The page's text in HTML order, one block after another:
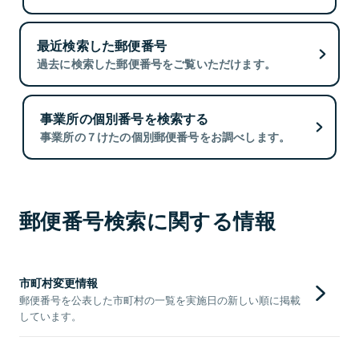
最近検索した郵便番号
過去に検索した郵便番号をご覧いただけます。
事業所の個別番号を検索する
事業所の７けたの個別郵便番号をお調べします。
郵便番号検索に関する情報
市町村変更情報
郵便番号を公表した市町村の一覧を実施日の新しい順に掲載
しています。